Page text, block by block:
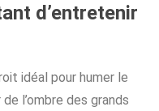
d’entretenir
idéal pour humer le
l’ombre des grands